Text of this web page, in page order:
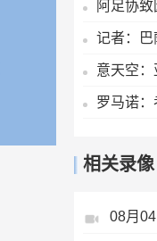
相关录像